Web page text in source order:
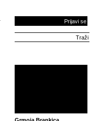
Prijavi se